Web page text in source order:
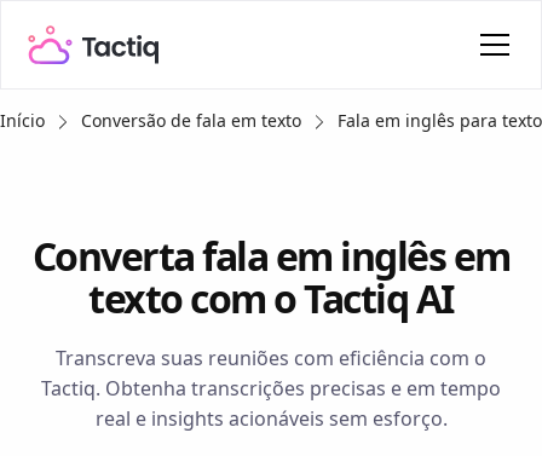
Início Conversão de fala em texto Fala em inglês para texto
Converta fala em inglês em
texto com o Tactiq AI
Transcreva suas reuniões com eficiência com o
Tactiq. Obtenha transcrições precisas e em tempo
real e insights acionáveis sem esforço.